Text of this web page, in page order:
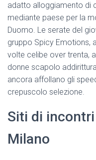
adatto alloggiamento di
mediante paese per la
Duomo. Le serate del
gruppo Spicy Emotions,
volte celibe over trenta,
donne scapolo
ancora affollano gli
crepuscolo selezione.
Siti di
Milano